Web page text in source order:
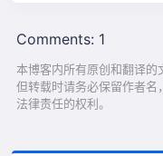
Comments: 1
本博客内所有原创和翻译的
但转载时请务必保留作者
法律责任的权利。